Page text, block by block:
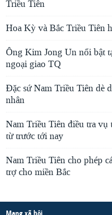
Triều Tiên
Hoa Kỳ và Bắc Triều Tiên
Ông Kim Jong Un nổi bật
ngoại giao TQ
Đặc sứ Nam Triều Tiên dè
nhân
Nam Triều Tiên điều tra vụ
từ trước tới nay
Nam Triều Tiên cho phép
trợ cho miền Bắc